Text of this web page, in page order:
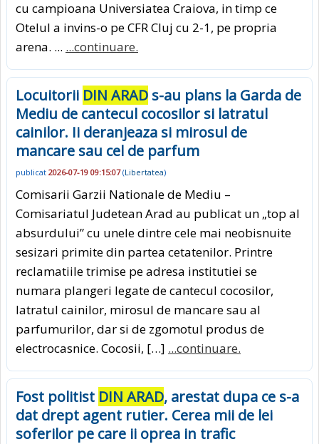
cu campioana Universiatea Craiova, in timp ce
Otelul a invins-o pe CFR Cluj cu 2-1, pe propria
arena. ... ...continuare.
Locuitorii DIN ARAD s-au plans la Garda de
Mediu de cantecul cocosilor si latratul
cainilor. Ii deranjeaza si mirosul de
mancare sau cel de parfum
publicat 2026-07-19 09:15:07(Libertatea)
Comisarii Garzii Nationale de Mediu –
Comisariatul Judetean Arad au publicat un „top al
absurdului” cu unele dintre cele mai neobisnuite
sesizari primite din partea cetatenilor. Printre
reclamatiile trimise pe adresa institutiei se
numara plangeri legate de cantecul cocosilor,
latratul cainilor, mirosul de mancare sau al
parfumurilor, dar si de zgomotul produs de
electrocasnice. Cocosii, […] ...continuare.
Fost politist DIN ARAD, arestat dupa ce s-a
dat drept agent rutier. Cerea mii de lei
soferilor pe care ii oprea in trafic